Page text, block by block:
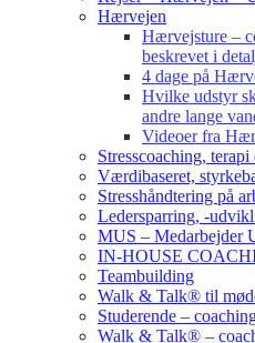
Hærvejen
Hærvejsture –
beskrevet i
4 dage på
Hvilke udstyr
andre lange
Videoer fra
Stresscoaching,
Værdibaseret,
Stresshåndtering på
Ledersparring, -
MUS – Medarbejder
IN-HOUSE
Teambuilding
Walk & Talk® til
Studerende –
Walk & Talk® –